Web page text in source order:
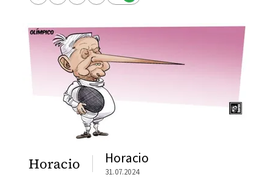
Horacio Horacio
31.07.2024